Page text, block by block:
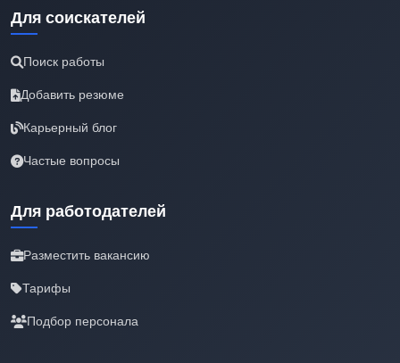
Для соискателей
Поиск работы
Добавить резюме
Карьерный блог
Частые вопросы
Для работодателей
Разместить вакансию
Тарифы
Подбор персонала